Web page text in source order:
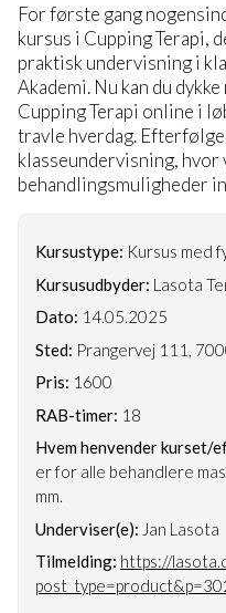
For første gang
kursus i Cupping Terapi,
praktisk undervisning i
Akademi. Nu kan du
Cupping Terapi online i
travle hverdag.
klasseundervisning, hvor
behandlingsmuligheder
Kursustype: Kursus med
Kursusudbyder: Lasota
Dato: 14.05.2025
Sted: Prangervej 111,
Pris: 1600
RAB-timer: 18
Hvem henvender kurset/
er for alle behandlere
mm.
Underviser(e): Jan Lasota
Tilmelding: https://